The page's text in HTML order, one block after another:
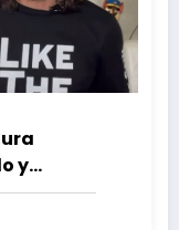
y
su contra